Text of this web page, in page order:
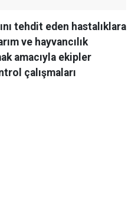
tehdit eden hastalıklara
ve hayvancılık
amacıyla ekipler
çalışmaları